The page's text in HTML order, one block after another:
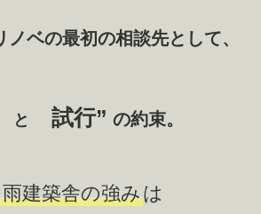
ノベの最初の相談先として、
試行” の約束。
建築舎の強みは